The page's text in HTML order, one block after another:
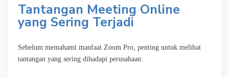
Tantangan Meeting Online
yang Sering Terjadi
Sebelum memahami manfaat Zoom Pro, penting untuk melihat
tantangan yang sering dihadapi perusahaan: